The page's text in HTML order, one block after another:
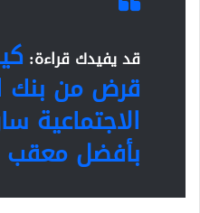
قد يفيدك قراءة:
قرض من بنك
الاجتماعية
بأفضل معقب